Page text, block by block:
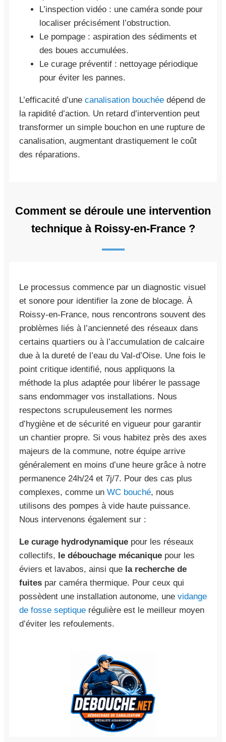
L’inspection vidéo : une caméra sonde pour
localiser précisément l’obstruction.
Le pompage : aspiration des sédiments et
des boues accumulées.
Le curage préventif : nettoyage périodique
pour éviter les pannes.
L’efficacité d’une canalisation bouchée dépend de
la rapidité d’action. Un retard d’intervention peut
transformer un simple bouchon en une rupture de
canalisation, augmentant drastiquement le coût
des réparations.
Comment se déroule une intervention
technique à Roissy-en-France ?
Le processus commence par un diagnostic visuel
et sonore pour identifier la zone de blocage. À
Roissy-en-France, nous rencontrons souvent des
problèmes liés à l’ancienneté des réseaux dans
certains quartiers ou à l’accumulation de calcaire
due à la dureté de l’eau du Val-d’Oise. Une fois le
point critique identifié, nous appliquons la
méthode la plus adaptée pour libérer le passage
sans endommager vos installations. Nous
respectons scrupuleusement les normes
d’hygiène et de sécurité en vigueur pour garantir
un chantier propre. Si vous habitez près des axes
majeurs de la commune, notre équipe arrive
généralement en moins d’une heure grâce à notre
permanence 24h/24 et 7j/7. Pour des cas plus
complexes, comme un WC bouché, nous
utilisons des pompes à vide haute puissance.
Nous intervenons également sur :
Le curage hydrodynamique pour les réseaux
collectifs, le débouchage mécanique pour les
éviers et lavabos, ainsi que la recherche de
fuites par caméra thermique. Pour ceux qui
possèdent une installation autonome, une vidange
de fosse septique régulière est le meilleur moyen
d’éviter les refoulements.